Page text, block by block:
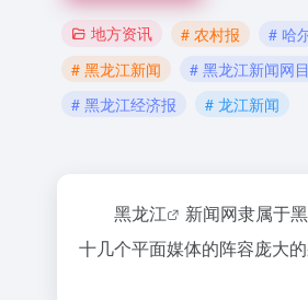
地方资讯 # 农村报 # 哈
# 黑龙江新闻
# 黑龙江新闻网
# 黑龙江经济报
# 龙江新闻
黑龙江 新闻网隶属于
十几个平面媒体的阵容庞大